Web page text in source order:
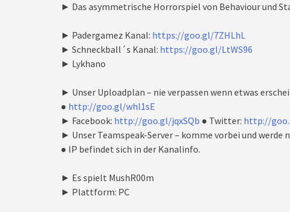
► Das asymmetrische Horrorspiel von Behaviour und
► Padergamez Kanal: https://goo.gl/7ZHLhL
► Schneckball´s Kanal: https://goo.gl/LtWS96
► Lykhano
► Unser Uploadplan – nie verpassen wenn etwas
● http://goo.gl/whl1sE
► Facebook: http://goo.gl/jqxSQb ● Twitter: http://
► Unser Teamspeak-Server – komme vorbei und
● IP befindet sich in der Kanalinfo.
► Es spielt MushR00m
► Plattform: PC